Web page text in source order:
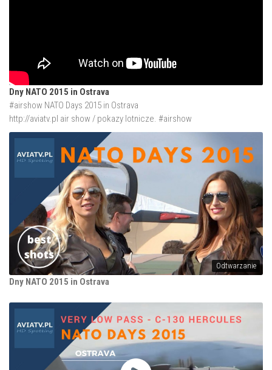
Dny NATO 2015 in Ostrava
#airshow NATO Days 2015 in Ostrava
http://aviatv.pl air show / pokazy lotnicze. #airshow
Odtwarzanie
Dny NATO 2015 in Ostrava